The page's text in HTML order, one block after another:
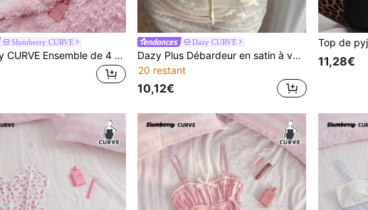
Slumberry CURVE
Slumberry CURVE Ensemble de 4 pièces de Top de pyjama en tricot avec imprimé dessert, glace et cookie, camisole en dentelle douce et mignonne pour femmes grandes tailles
Dazy CURVE
Dazy Plus Débardeur en satin à volants et cordon de serrage style romantique français pour femmes grandes tailles, pyjama printemps/été
20 restant
10,12€
11,28€